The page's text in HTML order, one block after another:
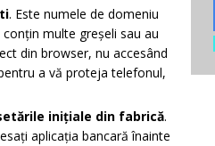
. Este numele de domeniu
multe greșeli sau au
din browser, nu accesând
a vă proteja telefonul,
inițiale din fabrică.
aplicația bancară înainte